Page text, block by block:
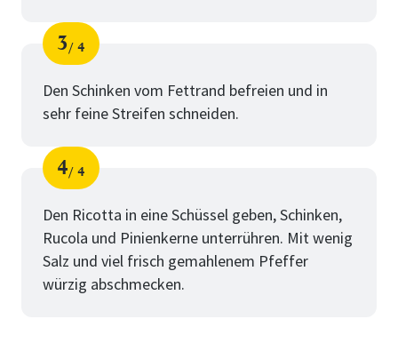
Schritt
3
von
4
Den Schinken vom Fettrand befreien und in
sehr feine Streifen schneiden.
Schritt
4
von
4
Den Ricotta in eine Schüssel geben, Schinken,
Rucola und Pinienkerne unterrühren. Mit wenig
Salz und viel frisch gemahlenem Pfeffer
würzig abschmecken.